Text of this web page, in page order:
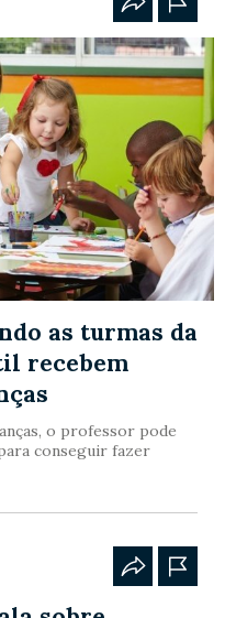
as turmas da
recebem
o professor pode
conseguir fazer